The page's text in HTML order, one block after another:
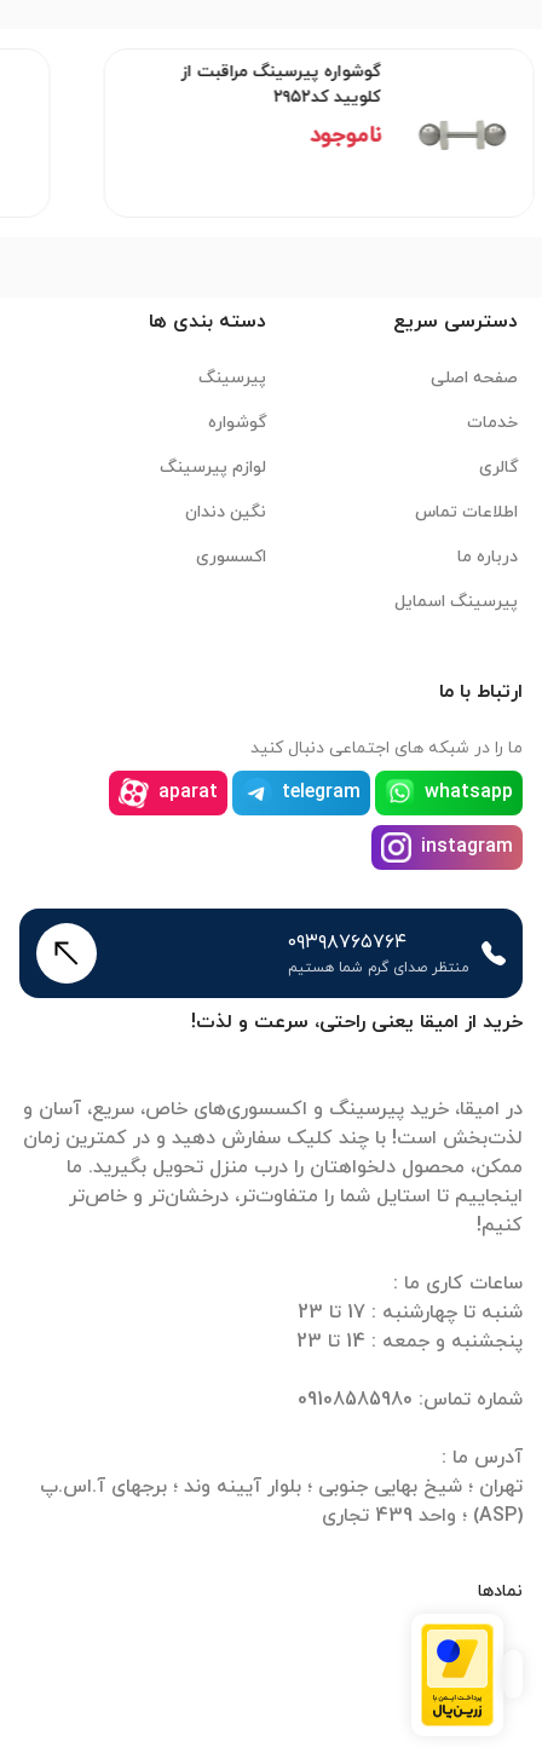
گوشواره پیرسینگ مراقبت از
کلویید کد۲۹۵۲
ناموجود
خرید از امیقا یعنی راحتی، سرعت و لذت!
در امیقا، خرید پیرسینگ و اکسسوری‌های خاص، سریع، آسان و
لذت‌بخش است! با چند کلیک سفارش دهید و در کمترین زمان
ممکن، محصول دلخواهتان را درب منزل تحویل بگیرید. ما
اینجاییم تا استایل شما را متفاوت‌تر، درخشان‌تر و خاص‌تر
تهران ؛ شیخ بهایی جنوبی ؛ بلوار آیینه وند ؛ برجهای آ.اس.پ
(ASP) ؛ واحد 439 تجاری
نمادها
دسترسی سریع
صفحه اصلی
خدمات
گالری
اطلاعات تماس
درباره ما
پیرسینگ اسمایل
دسته بندی ها
پیرسینگ
گوشواره
لوازم پیرسینگ
نگین دندان
اکسسوری
ارتباط با ما
ما را در شبکه های اجتماعی دنبال کنید
whatsapp
telegram
aparat
instagram
۰۹۳۹۸۷۶۵۷۶۴
منتظر صدای گرم شما هستیم